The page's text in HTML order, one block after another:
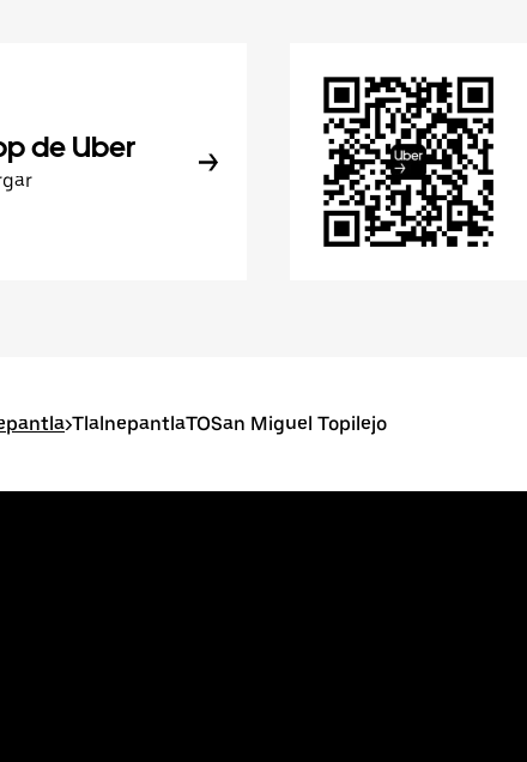
de Uber
>TlalnepantlaTOSan Miguel Topilejo